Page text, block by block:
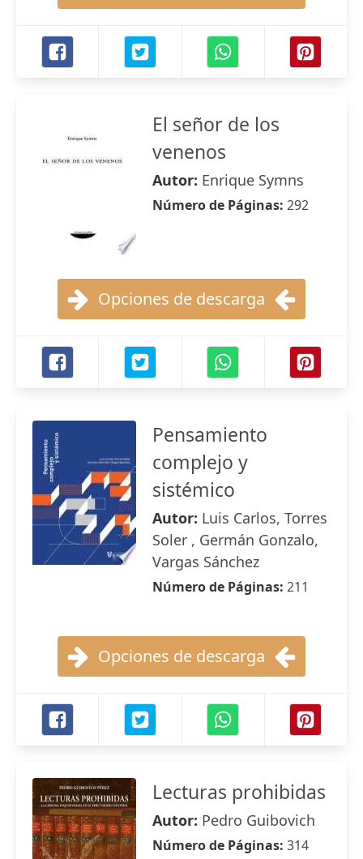
El señor de los
venenos
Autor: Enrique Symns
Número de Páginas: 292
Opciones de descarga
Pensamiento
complejo y
sistémico
Autor: Luis Carlos, Torres
Soler , Germán Gonzalo,
Vargas Sánchez
Número de Páginas: 211
Opciones de descarga
Lecturas prohibidas
Autor: Pedro Guibovich
Número de Páginas: 314